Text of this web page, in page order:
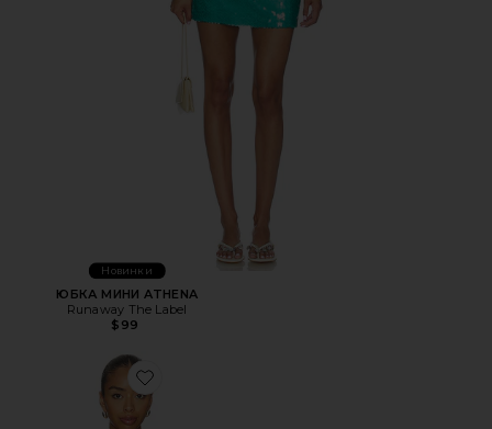
Новинки
ЮБКА МИНИ ATHENA
Runaway The Label
$99
Favorite ТРИКОТАЖНЫЙ ТОП-МАЙКА ODESSA